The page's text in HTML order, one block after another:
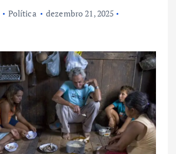
Política
dezembro 21, 2025